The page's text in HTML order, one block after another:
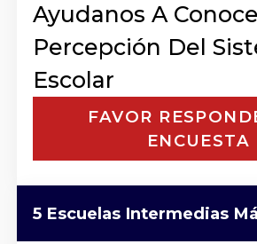
Ayudanos A
Percepción Del
Escolar
FAVOR
ENCUESTA
5 Escuelas Intermedias